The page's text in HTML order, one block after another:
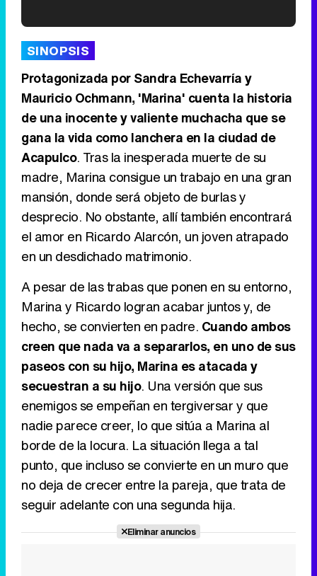
Tráiler de '33 días', la nueva serie de Atresplayer con Julián Villagrán y José Manuel Poga
SINOPSIS
Protagonizada por Sandra Echevarría y
Mauricio Ochmann, 'Marina' cuenta la historia
de una inocente y valiente muchacha que se
gana la vida como lanchera en la ciudad de
Acapulco. Tras la inesperada muerte de su
madre, Marina consigue un trabajo en una gran
mansión, donde será objeto de burlas y
desprecio. No obstante, allí también encontrará
el amor en Ricardo Alarcón, un joven atrapado
en un desdichado matrimonio.
A pesar de las trabas que ponen en su entorno,
Marina y Ricardo logran acabar juntos y, de
hecho, se convierten en padre. Cuando ambos
creen que nada va a separarlos, en uno de sus
paseos con su hijo, Marina es atacada y
secuestran a su hijo. Una versión que sus
enemigos se empeñan en tergiversar y que
nadie parece creer, lo que sitúa a Marina al
borde de la locura. La situación llega a tal
punto, que incluso se convierte en un muro que
no deja de crecer entre la pareja, que trata de
seguir adelante con una segunda hija.
Eliminar anuncios